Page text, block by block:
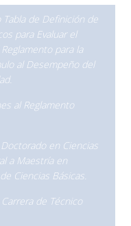
de Definición de
para Evaluar el
para la
al Desempeño del
al Reglamento
en Ciencias
a Maestría en
Ciencias Básicas.
de Técnico